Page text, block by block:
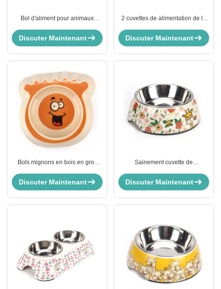
Bol d'aliment pour animaux
cuvette d'animal familier d'acier
inoxydable
Discuter Maintenant
2 cuvettes de alimentation de la
d'acier inoxydable eau mignonne
d'aliment pour animaux familiers
Discuter Maintenant
Bols mignons en bois en gros
de bonne qualité
Discuter Maintenant
Sainement cuvette de
avec la bonne qualité et le
Discuter Maintenant